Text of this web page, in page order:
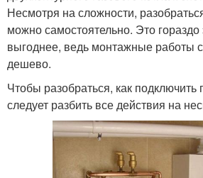
Несмотря на сложности,
можно самостоятельно. Это гораздо
выгоднее, ведь монтажные работы
дешево.
Чтобы разобраться, как подключить
следует разбить все действия на